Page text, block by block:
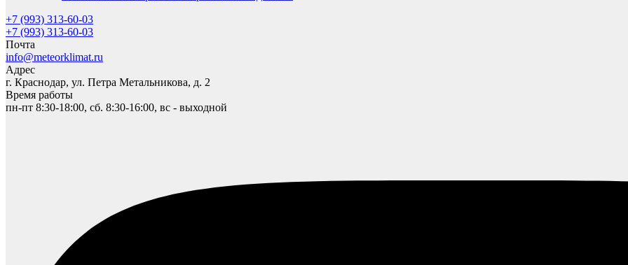
+7 (993) 313-60-03
+7 (993) 313-60-03
Почта
info@meteorklimat.ru
Адрес
г. Краснодар, ул. Петра Метальникова, д. 2
Время работы
пн-пт 8:30-18:00, сб. 8:30-16:00, вс - выходной